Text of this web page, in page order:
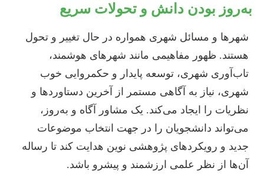
به‌روز بودن دانش و تحولات سریع
شهرها و مسائل شهری همواره در حال تغییر و تحول
هستند. ظهور مفاهیمی مانند شهرهای هوشمند،
تاب‌آوری شهری، توسعه پایدار و حکمروایی خوب
شهری، نیاز به آگاهی مستمر از آخرین دستاوردها و
نظریات را ایجاد می‌کند. یک مشاور آگاه و به‌روز،
می‌تواند دانشجویان را در جهت انتخاب موضوعات
جدید و رویکردهای پژوهشی نوین هدایت کند تا رساله‌
آن‌ها از نظر علمی ارزشمند و پیشرو باشد.